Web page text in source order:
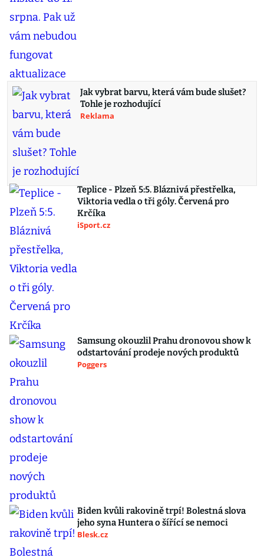
Jak vybrat barvu, která vám bude slušet?
Tohle je rozhodující
Reklama
Teplice - Plzeň 5:5. Bláznivá přestřelka,
Viktoria vedla o tři góly. Červená pro
Krčíka
iSport.cz
Samsung okouzlil Prahu dronovou show k
odstartování prodeje nových produktů
Poggers
Biden kvůli rakovině trpí! Bolestná slova
jeho syna Huntera o šířící se nemoci
Blesk.cz